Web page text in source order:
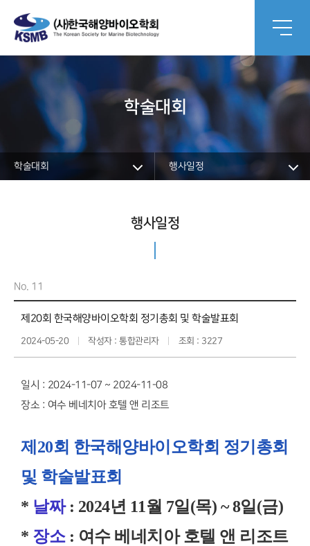
학술대회
학술대회 행사일정
행사일정
No. 11
제20회 한국해양바이오학회 정기총회 및 학술발표회
2024-05-20 작성자 : 통합관리자 조회 : 3227
일시 : 2024-11-07 ~ 2024-11-08
장소 : 여수 베네치아 호텔 앤 리조트
제20회 한국해양바이오학회 정기총회
및 학술발표회
* 날짜: 2024년 11월 7일(목) ~ 8일(금)
* 장소: 여수 베네치아 호텔 앤 리조트